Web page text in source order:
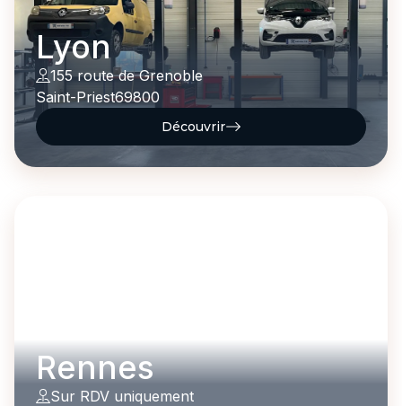
Lyon
155 route de Grenoble
Saint-Priest69800
Découvrir
Rennes
Sur RDV uniquement